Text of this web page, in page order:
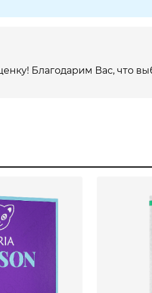
Благодарим Вас, что